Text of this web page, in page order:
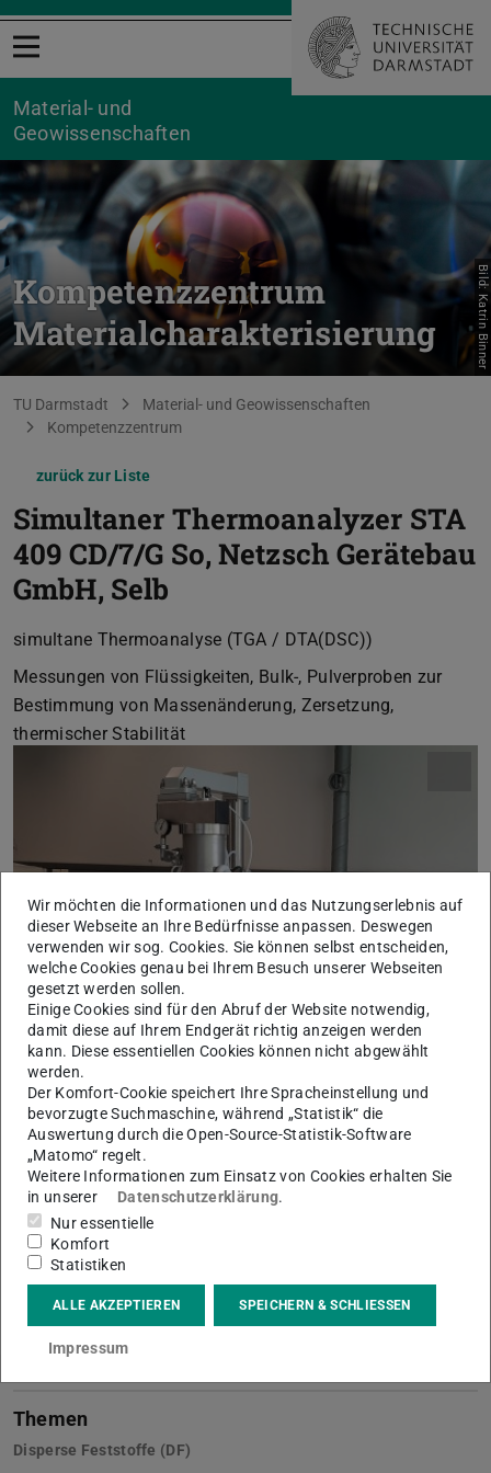
Menü öffnen
Material- und
Geowissenschaften
Kompetenzzentrum
Materialcharakterisierung
Bild: Katrin Binner
Sie befinden sich hier:
TU Darmstadt
Material- und Geowissenschaften
Kompetenzzentrum
zurück zur Liste
Simultaner Thermoanalyzer STA
409 CD/7/G So, Netzsch Gerätebau
GmbH, Selb
simultane Thermoanalyse (TGA / DTA(DSC))
Messungen von Flüssigkeiten, Bulk-, Pulverproben zur
Bestimmung von Massenänderung, Zersetzung,
thermischer Stabilität
Netzsch STA 409CD/7/G So
Gerätespezifikationen
KONTAKT
Themen
Disperse Feststoffe (DF)
Wir möchten die Informationen und das Nutzungserlebnis auf
dieser Webseite an Ihre Bedürfnisse anpassen. Deswegen
verwenden wir sog. Cookies. Sie können selbst entscheiden,
welche Cookies genau bei Ihrem Besuch unserer Webseiten
gesetzt werden sollen.
Einige Cookies sind für den Abruf der Website notwendig,
damit diese auf Ihrem Endgerät richtig anzeigen werden
kann. Diese essentiellen Cookies können nicht abgewählt
werden.
Der Komfort-Cookie speichert Ihre Spracheinstellung und
bevorzugte Suchmaschine, während „Statistik“ die
Auswertung durch die Open-Source-Statistik-Software
„Matomo“ regelt.
Weitere Informationen zum Einsatz von Cookies erhalten Sie
in unserer
Datenschutzerklärung.
Nur essentielle
Komfort
Statistiken
ALLE AKZEPTIEREN SPEICHERN & SCHLIESSEN
Impressum